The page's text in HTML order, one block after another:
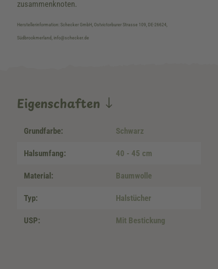
zusammenknoten.
Herstellerinformation: Schecker GmbH, Ostvictorburer Strasse 109, DE-26624,
Südbrookmerland, info@schecker.de
Eigenschaften
Grundfarbe: Schwarz
Halsumfang: 40 - 45 cm
Material: Baumwolle
Typ: Halstücher
USP: Mit Bestickung